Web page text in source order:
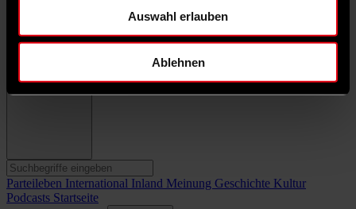
Auswahl erlauben
Ablehnen
Parteileben International Inland Meinung Geschichte Kultur
Podcasts Startseite